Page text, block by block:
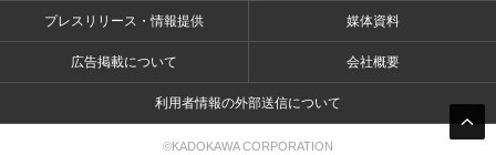
プレスリリース・情報提供 媒体資料
広告掲載について 会社概要
利用者情報の外部送信について
©KADOKAWA CORPORATION